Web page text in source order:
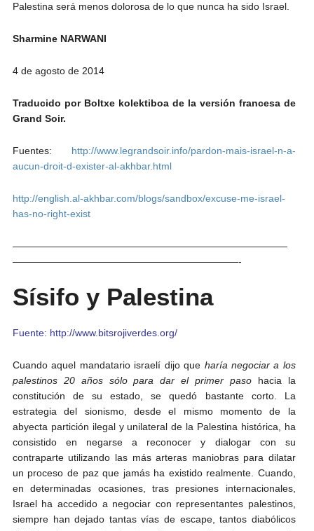
Palestina será menos dolorosa de lo que nunca ha sido Israel.
Sharmine NARWANI
4 de agosto de 2014
Traducido por Boltxe kolektiboa de la versión francesa de
Grand Soir.
Fuentes: http://www.legrandsoir.info/pardon-mais-israel-n-a-
aucun-droit-d-exister-al-akhbar.html
http://english.al-akhbar.com/blogs/sandbox/excuse-me-israel-
has-no-right-exist
————————————————————————————
———————————————————————-
Sísifo y Palestina
Fuente: http://www.bitsrojiverdes.org/
Cuando aquel mandatario israelí dijo que haría negociar a los
palestinos 20 años sólo para dar el primer paso hacia la
constitución de su estado, se quedó bastante corto. La
estrategia del sionismo, desde el mismo momento de la
abyecta partición ilegal y unilateral de la Palestina histórica, ha
consistido en negarse a reconocer y dialogar con su
contraparte utilizando las más arteras maniobras para dilatar
un proceso de paz que jamás ha existido realmente. Cuando,
en determinadas ocasiones, tras presiones internacionales,
Israel ha accedido a negociar con representantes palestinos,
siempre han dejado tantas vías de escape, tantos diabólicos